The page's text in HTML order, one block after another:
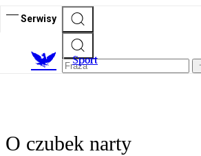
Serwisy
Sport
O czubek narty